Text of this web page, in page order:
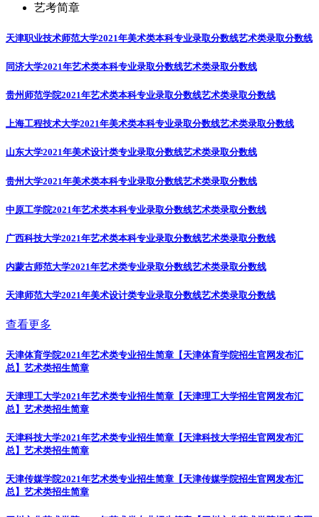
艺考简章
天津职业技术师范大学2021年美术类本科专业录取分数线艺术类录取分数线
同济大学2021年艺术类本科专业录取分数线艺术类录取分数线
贵州师范学院2021年艺术类本科专业录取分数线艺术类录取分数线
上海工程技术大学2021年美术类本科专业录取分数线艺术类录取分数线
山东大学2021年美术设计类专业录取分数线艺术类录取分数线
贵州大学2021年美术类本科专业录取分数线艺术类录取分数线
中原工学院2021年艺术类本科专业录取分数线艺术类录取分数线
广西科技大学2021年艺术类本科专业录取分数线艺术类录取分数线
内蒙古师范大学2021年艺术类专业录取分数线艺术类录取分数线
天津师范大学2021年美术设计类专业录取分数线艺术类录取分数线
查看更多
天津体育学院2021年艺术类专业招生简章【天津体育学院招生官网发布汇
总】 艺术类招生简章
天津理工大学2021年艺术类专业招生简章【天津理工大学招生官网发布汇
总】 艺术类招生简章
天津科技大学2021年艺术类专业招生简章【天津科技大学招生官网发布汇
总】 艺术类招生简章
天津传媒学院2021年艺术类专业招生简章【天津传媒学院招生官网发布汇
总】 艺术类招生简章